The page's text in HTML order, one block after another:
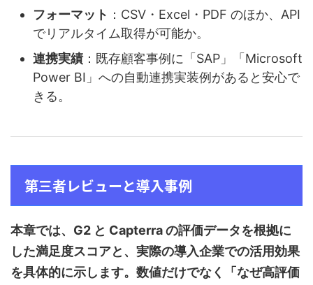
フォーマット ：CSV・Excel・PDF のほか、API
でリアルタイム取得が可能か。
連携実績 ：既存顧客事例に「SAP」「Microsoft
Power BI」への自動連携実装例があると安心で
きる。
第三者レビューと導入事例
本章では、G2 と Capterra の評価データを根拠に
した満足度スコアと、実際の導入企業での活用効果
を具体的に示します。数値だけでなく「なぜ高評価